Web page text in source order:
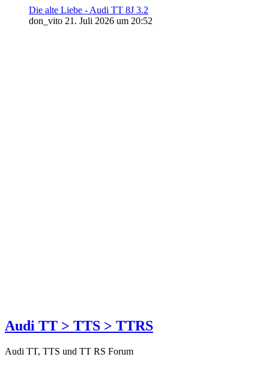
Die alte Liebe - Audi TT 8J 3.2
don_vito 21. Juli 2026 um 20:52
Audi TT > TTS > TTRS
Audi TT, TTS und TT RS Forum